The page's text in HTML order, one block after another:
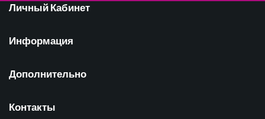
Личный Кабинет
Информация
Дополнительно
Контакты